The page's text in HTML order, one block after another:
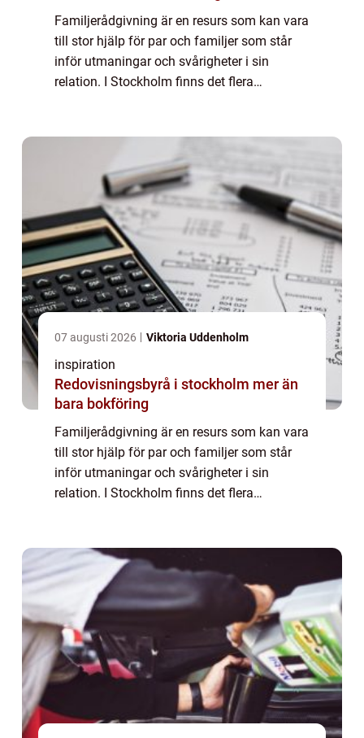
Familjerådgivning är en resurs som kan vara
till stor hjälp för par och familjer som står
inför utmaningar och svårigheter i sin
relation. I Stockholm finns det flera
07 augusti 2026 Viktoria Uddenholm
inspiration
Redovisningsbyrå i stockholm mer än
bara bokföring
Familjerådgivning är en resurs som kan vara
till stor hjälp för par och familjer som står
inför utmaningar och svårigheter i sin
relation. I Stockholm finns det flera